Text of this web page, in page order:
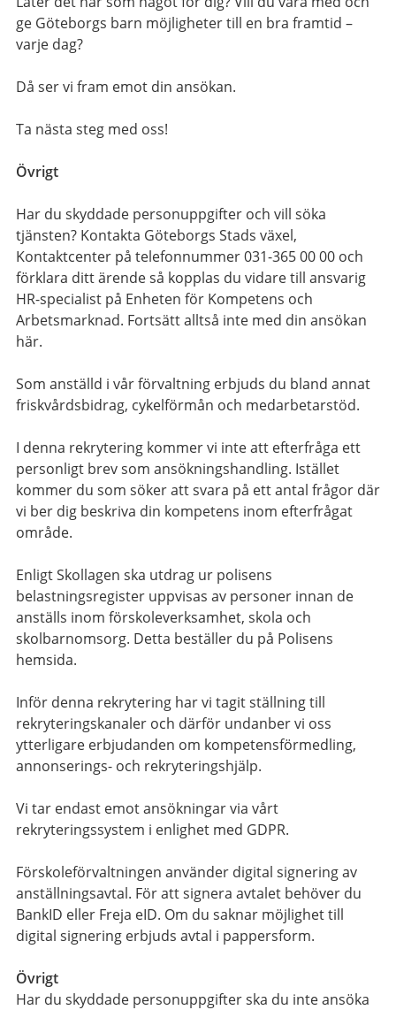
ge Göteborgs barn möjligheter till en bra framtid –
varje dag?
Då ser vi fram emot din ansökan.
Ta nästa steg med oss!
Övrigt
Har du skyddade personuppgifter och vill söka
tjänsten? Kontakta Göteborgs Stads växel,
Kontaktcenter på telefonnummer 031-365 00 00 och
förklara ditt ärende så kopplas du vidare till ansvarig
HR-specialist på Enheten för Kompetens och
Arbetsmarknad. Fortsätt alltså inte med din ansökan
här.
Som anställd i vår förvaltning erbjuds du bland annat
friskvårdsbidrag, cykelförmån och medarbetarstöd.
I denna rekrytering kommer vi inte att efterfråga ett
personligt brev som ansökningshandling. Istället
kommer du som söker att svara på ett antal frågor där
vi ber dig beskriva din kompetens inom efterfrågat
område.
Enligt Skollagen ska utdrag ur polisens
belastningsregister uppvisas av personer innan de
anställs inom förskoleverksamhet, skola och
skolbarnomsorg. Detta beställer du på Polisens
hemsida.
Inför denna rekrytering har vi tagit ställning till
rekryteringskanaler och därför undanber vi oss
ytterligare erbjudanden om kompetensförmedling,
annonserings- och rekryteringshjälp.
Vi tar endast emot ansökningar via vårt
rekryteringssystem i enlighet med GDPR.
Förskoleförvaltningen använder digital signering av
anställningsavtal. För att signera avtalet behöver du
BankID eller Freja eID. Om du saknar möjlighet till
digital signering erbjuds avtal i pappersform.
Övrigt
Har du skyddade personuppgifter ska du inte ansöka